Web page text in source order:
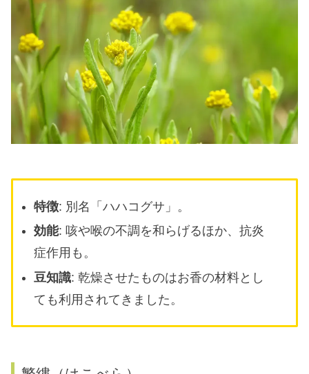
特徴: 別名「ハハコグサ」。
効能: 咳や喉の不調を和らげるほか、抗炎
症作用も。
豆知識: 乾燥させたものはお香の材料とし
ても利用されてきました。